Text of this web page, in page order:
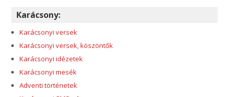
Karácsony:
Karácsonyi versek
Karácsonyi versek, köszöntők
Karácsonyi idézetek
Karácsonyi mesék
Adventi történetek